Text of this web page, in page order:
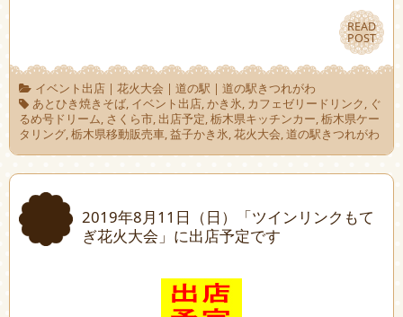
READ
POST
READ
POST
イベント出店| 花火大会 | 道の駅| 道の駅きつれがわ
あとひき焼きそば, イベント出店,かき氷, カフェゼリードリンク, ぐ
るめ号ドリーム, さくら市, 出店予定,栃木県キッチンカー,栃木県ケー
タリング,栃木県移動販売車,益子かき氷,花火大会,道の駅きつれがわ
2019年8月11日（日）「ツインリンクもて
ぎ花火大会」に出店予定です